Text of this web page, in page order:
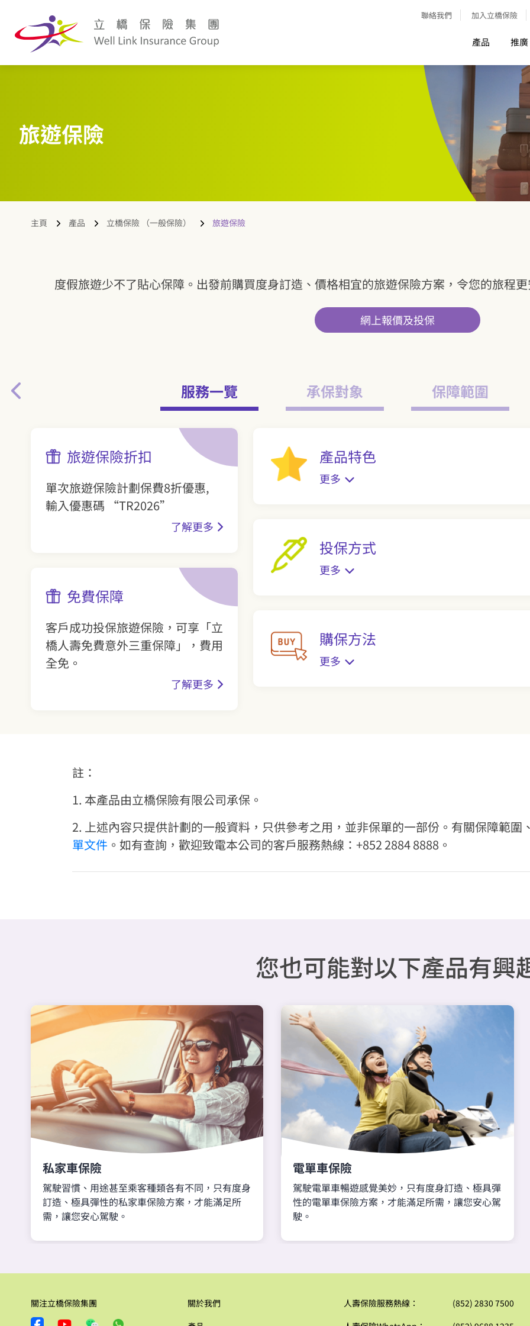
聯絡我們 加入立橋保險
產品 推廣
旅遊保險
主頁 產品 立橋保險 （一般保險） 旅遊保險
度假旅遊少不了貼心保障。出發前購買度身訂造、價格相宜的旅遊保險方案，令您的旅程
網上報價及投保
服務一覽 承保對象 保障範圍
產品特色
更多
投保方式
更多
購保方法
更多
旅遊保險折扣
單次旅遊保險計劃保費8折優惠,
輸入優惠碼 “TR2026”
了解更多
免費保障
客戶成功投保旅遊保險，可享「立
橋人壽免費意外三重保障」，費用
全免。
了解更多
註：
1. 本產品由立橋保險有限公司承保。
2. 上述內容只提供計劃的一般資料，只供參考之用，並非保單的一部份。有關保障範圍
單文件 。如有查詢，歡迎致電本公司的客戶服務熱線：+852 2884 8888。
您也可能對以下產品有興
私家車保險
駕駛習慣、用途甚至乘客種類各有不同，只有度身
訂造、極具彈性的私家車保險方案，才能滿足所
需，讓您安心駕駛。
電單車保險
駕駛電單車暢遊感覺美妙，只有度身訂造、極具彈
性的電單車保險方案，才能滿足所需，讓您安心駕
駛。
關注立橋保險集團
關於我們
人壽保險服務熱線：
(852) 2830 7500